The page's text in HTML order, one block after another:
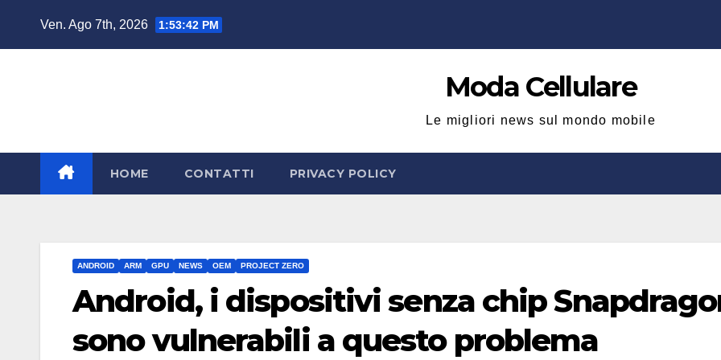
Ven. Ago 7th, 2026 1:53:43 PM
Moda Cellulare
Le migliori news sul mondo mobile
HOME CONTATTI PRIVACY POLICY
ANDROID ARM GPU NEWS OEM PROJECT ZERO
Android, i dispositivi senza chip
sono vulnerabili a questo problema